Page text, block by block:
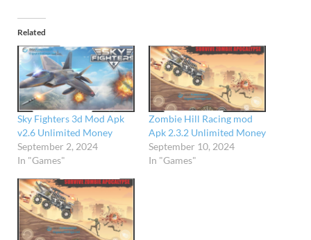
Related
Sky Fighters 3d Mod Apk
v2.6 Unlimited Money
September 2, 2024
In "Games"
Zombie Hill Racing mod
Apk 2.3.2 Unlimited Money
September 10, 2024
In "Games"